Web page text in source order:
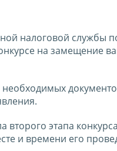
налоговой службы
на замещение
необходимых
второго этапа
и времени его